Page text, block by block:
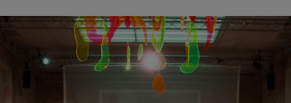
unserer Website ermöglichen.
anzeigen